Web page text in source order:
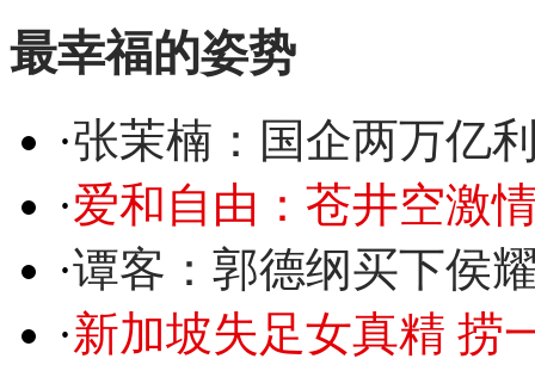
最幸福的姿势
·张茉楠：国企两万亿
·爱和自由：苍井空激
·谭客：郭德纲买下侯
·新加坡失足女真精 捞